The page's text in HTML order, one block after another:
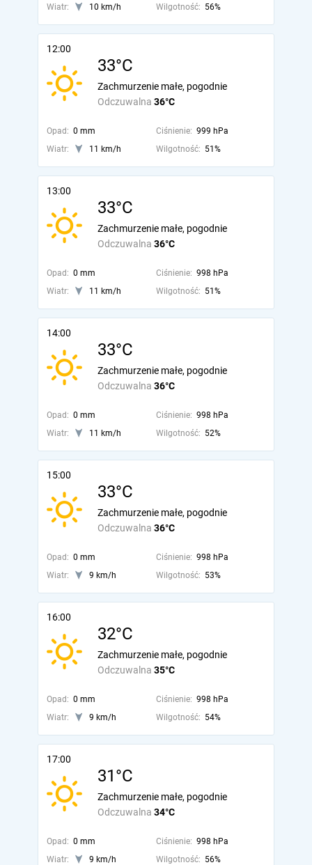
Wiatr:
10 km/h Wilgotność: 56%
12:00
33°C
Odczuwalna 36°C
Zachmurzenie małe, pogodnie
Opad: 0 mm Ciśnienie: 999 hPa
Wiatr:
11 km/h Wilgotność: 51%
13:00
33°C
Odczuwalna 36°C
Zachmurzenie małe, pogodnie
Opad: 0 mm Ciśnienie: 998 hPa
Wiatr:
11 km/h Wilgotność: 51%
14:00
33°C
Odczuwalna 36°C
Zachmurzenie małe, pogodnie
Opad: 0 mm Ciśnienie: 998 hPa
Wiatr:
11 km/h Wilgotność: 52%
15:00
33°C
Odczuwalna 36°C
Zachmurzenie małe, pogodnie
Opad: 0 mm Ciśnienie: 998 hPa
Wiatr:
9 km/h Wilgotność: 53%
16:00
32°C
Odczuwalna 35°C
Zachmurzenie małe, pogodnie
Opad: 0 mm Ciśnienie: 998 hPa
Wiatr:
9 km/h Wilgotność: 54%
17:00
31°C
Odczuwalna 34°C
Zachmurzenie małe, pogodnie
Opad: 0 mm Ciśnienie: 998 hPa
Wiatr:
9 km/h Wilgotność: 56%